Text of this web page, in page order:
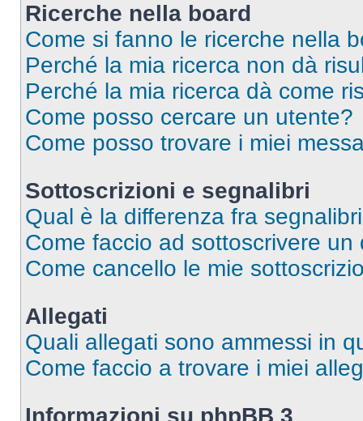
Ricerche nella board
Come si fanno le ricerche nella
Perché la mia ricerca non dà
Perché la mia ricerca dà come
Come posso cercare un utente?
Come posso trovare i miei
Sottoscrizioni e segnalibri
Qual è la differenza fra
Come faccio ad sottoscrivere
Come cancello le mie
Allegati
Quali allegati sono ammessi in
Come faccio a trovare i miei
Informazioni su phpBB 3